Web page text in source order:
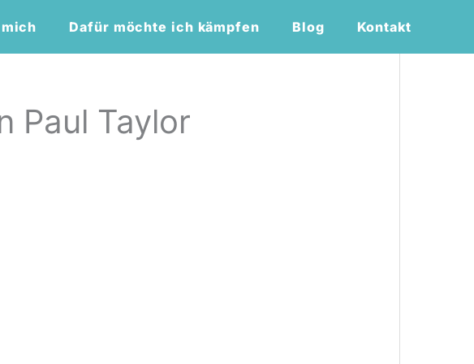
Dafür möchte ich kämpfen Blog Kontakt
Paul Taylor